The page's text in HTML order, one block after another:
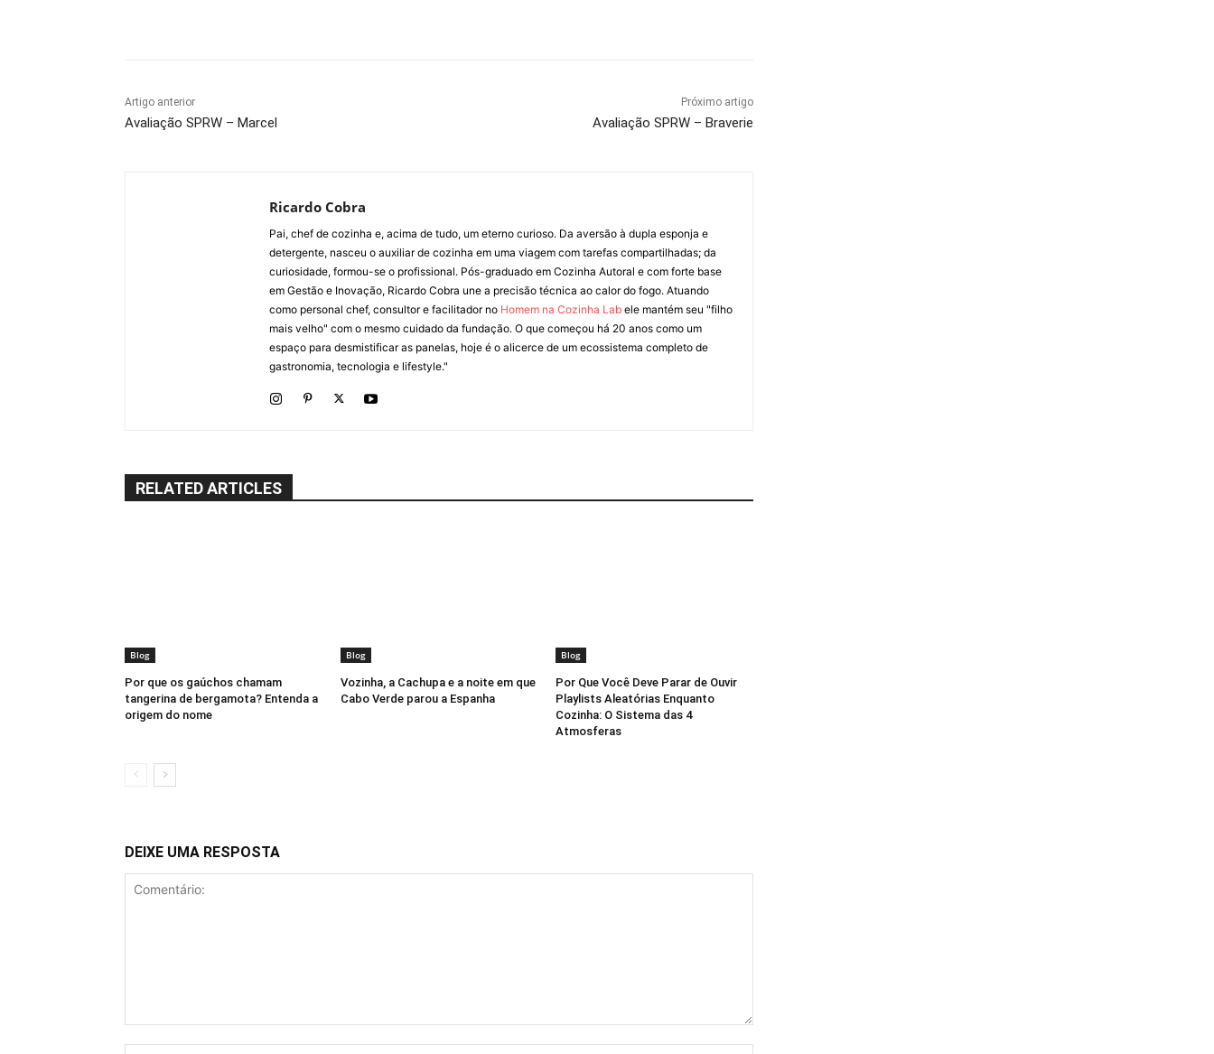
Artigo anterior
Avaliação SPRW – Marcel
Próximo artigo
Avaliação SPRW – Braverie
Ricardo Cobra
Pai, chef de cozinha e, acima de tudo, um eterno curioso. Da aversão à dupla esponja e
detergente, nasceu o auxiliar de cozinha em uma viagem com tarefas compartilhadas; da
curiosidade, formou-se o profissional. Pós-graduado em Cozinha Autoral e com forte base
em Gestão e Inovação, Ricardo Cobra une a precisão técnica ao calor do fogo. Atuando
como personal chef, consultor e facilitador no Homem na Cozinha Lab ele mantém seu "filho
mais velho" com o mesmo cuidado da fundação. O que começou há 20 anos como um
espaço para desmistificar as panelas, hoje é o alicerce de um ecossistema completo de
gastronomia, tecnologia e lifestyle."
RELATED ARTICLES
Blog
Por que os gaúchos chamam
tangerina de bergamota? Entenda a
origem do nome
Blog
Vozinha, a Cachupa e a noite em que
Cabo Verde parou a Espanha
Blog
Por Que Você Deve Parar de Ouvir
Playlists Aleatórias Enquanto
Cozinha: O Sistema das 4
Atmosferas
DEIXE UMA RESPOSTA